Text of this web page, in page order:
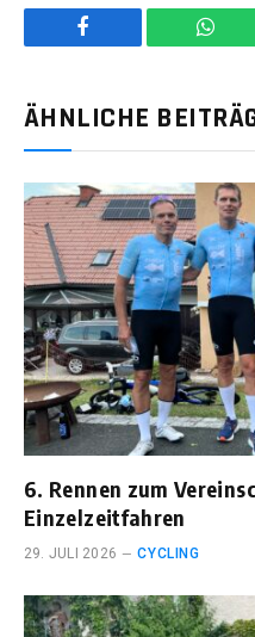
ÄHNLICHE
6. Rennen zum
Einzelzeitfahren
29. JULI 2026 CYCLING